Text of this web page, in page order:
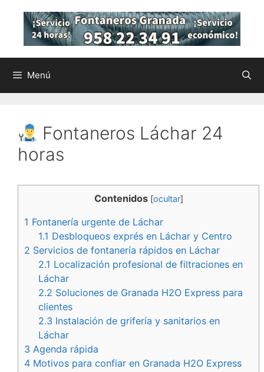
contenido
Menú
Fontaneros Láchar 24
horas
Contenidos [ocultar]
1 Fontanería urgente de Láchar
1.1 Desbloqueos exprés en Láchar y Centro
2 Servicios de fontanería rápidos en Láchar
2.1 Localización profesional de filtraciones en
Láchar
2.2 Soluciones de Granada H2O Express para
clientes
2.3 Instalación de grifería y sanitarios en
Láchar
3 Agenda rápida
4 Motivos para confiar en Granada H2O Express